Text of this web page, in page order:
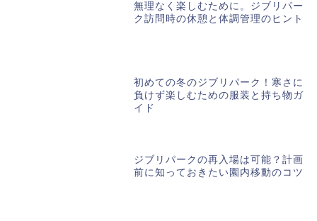
無理なく楽しむために。ジブリパー
ク訪問時の休憩と体調管理のヒント
初めての冬のジブリパーク！寒さに
負けず楽しむための服装と持ち物ガ
イド
ジブリパークの再入場は可能？計画
前に知っておきたい園内移動のコツ